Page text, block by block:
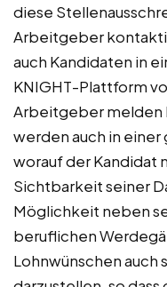
diese
Arbeitgeber
auch Kandidaten in
KNIGHT-Plattform
Arbeitgeber melden
werden auch in
worauf der Kandidat
Sichtbarkeit seiner
Möglichkeit neben
beruflichen
Lohnwünschen